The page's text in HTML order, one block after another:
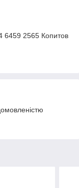
6459 2565 Копитов